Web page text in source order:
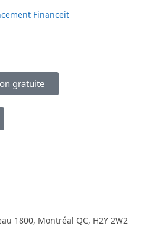
gratuite
1800, Montréal QC, H2Y 2W2